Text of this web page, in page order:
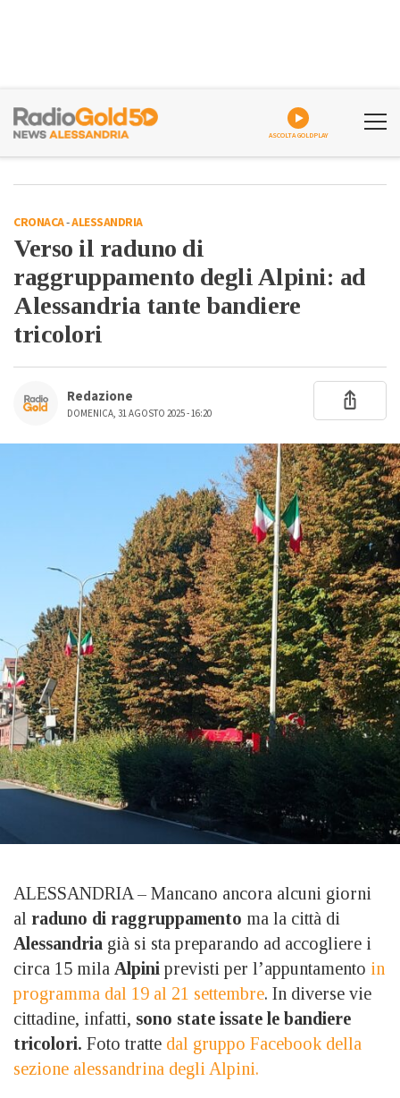
ASCOLTA GOLDPLAY
CRONACA-ALESSANDRIA
Verso il raduno di
raggruppamento degli Alpini: ad
Alessandria tante bandiere
tricolori
Redazione
DOMENICA, 31 AGOSTO 2025 - 16:20
ALESSANDRIA – Mancano ancora alcuni giorni
al raduno di raggruppamento ma la città di
Alessandria già si sta preparando ad accogliere i
circa 15 mila Alpini previsti per l’appuntamento in
programma dal 19 al 21 settembre. In diverse vie
cittadine, infatti, sono state issate le bandiere
tricolori. Foto tratte dal gruppo Facebook della
sezione alessandrina degli Alpini.